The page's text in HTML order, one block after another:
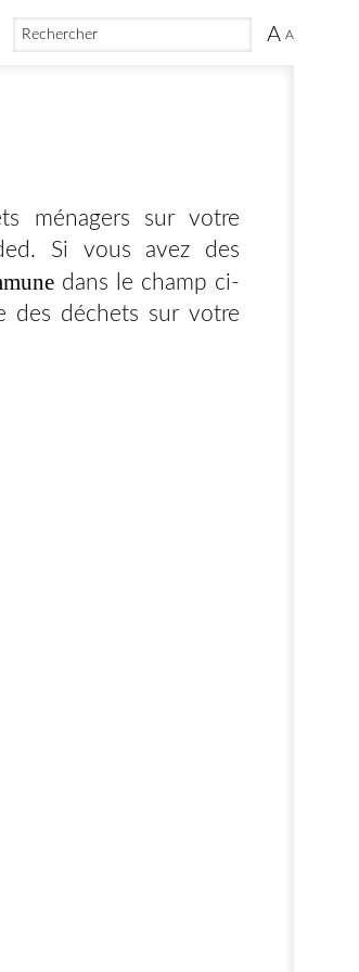
FORMULAIRE DE RECHERCHE RECHERCHER
A A
ménagers sur votre
Si vous avez des
dans le champ ci-
des déchets sur votre